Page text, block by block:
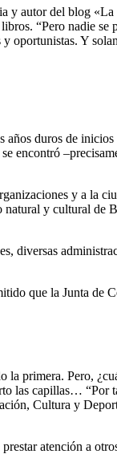
y autor del blog «La
“Pero nadie
oportunistas. Y
años duros de
encontró
y a la
y cultural de
diversas
que la Junta de
primera. Pero,
las capillas… “Por
Cultura y
atención a